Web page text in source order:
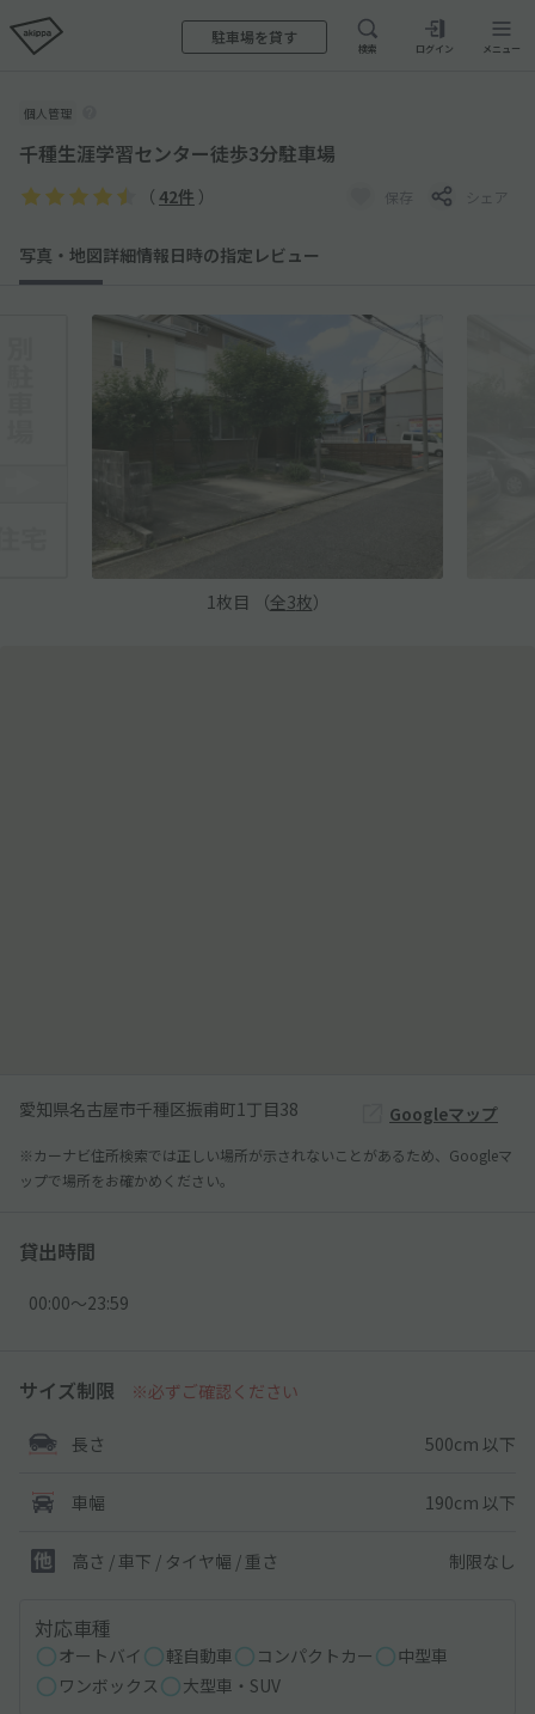
駐車場を貸す
検索 ログイン メニュー
個人管理
千種生涯学習センター徒歩3分駐車場
（ 42件 ） 保存 シェア
写真・地図詳細情報日時の指定 レビュー
1 枚目 （全3枚）
愛知県名古屋市千種区振甫町1丁目38 Googleマップ
※カーナビ住所検索では正しい場所が示されないことがあるため、Googleマ
ップで場所をお確かめください。
貸出時間
00:00〜23:59
サイズ制限 ※必ずご確認ください
長さ 500cm 以下
車幅 190cm 以下
高さ / 車下 / タイヤ幅 / 重さ 制限なし
対応車種
オートバイ 軽自動車 コンパクトカー
中型車
ワンボックス
大型車・SUV